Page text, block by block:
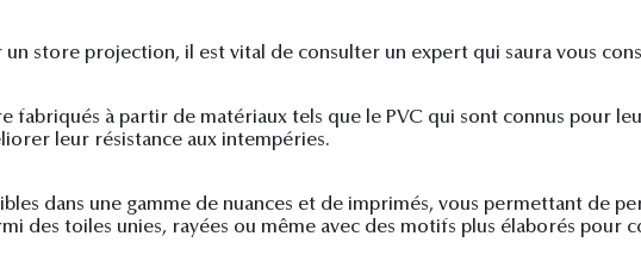
un store projection, il est vital de consulter un expert qui saura vous
fabriqués à partir de matériaux tels que le PVC qui sont connus pour
leur résistance aux intempéries.
dans une gamme de nuances et de imprimés, vous permettant de
des toiles unies, rayées ou même avec des motifs plus élaborés pour